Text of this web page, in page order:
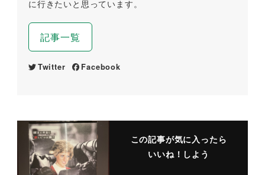
に行きたいと思っています。
記事一覧
Twitter Facebook
この記事が気に入ったら
いいね！しよう